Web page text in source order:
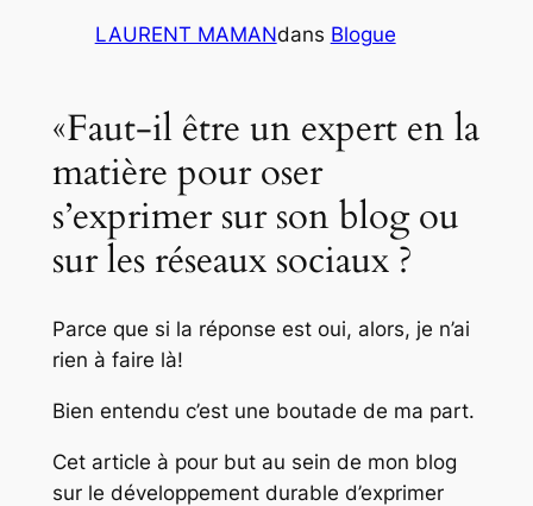
LAURENT MAMANdans Blogue
«Faut-il être un expert en la
matière pour oser
s’exprimer sur son blog ou
sur les réseaux sociaux ?
Parce que si la réponse est oui, alors, je n’ai
rien à faire là!
Bien entendu c’est une boutade de ma part.
Cet article à pour but au sein de mon blog
sur le développement durable d’exprimer